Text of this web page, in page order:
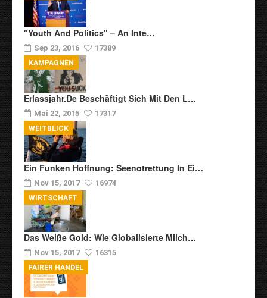
"Youth And Politics" – An Inte…
Sep 23, 2016 17389
Erlassjahr.de Beschäftigt Sich Mit Den L…
Mai 22, 2015 17317
KAMPAGNEN
Ein Funken Hoffnung: Seenotrettung In Ei…
Nov 15, 2017 16974
WEITBLICK
Das Weiße Gold: Wie Globalisierte Milch…
Nov 15, 2017 16315
WIRTSCHAFT
FAIRER HANDEL